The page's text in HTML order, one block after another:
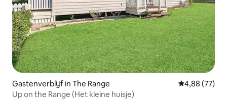
Gastenverblijf in The Range Gemiddelde
4,88 (77)
Up on the Range (Het kleine huisje)